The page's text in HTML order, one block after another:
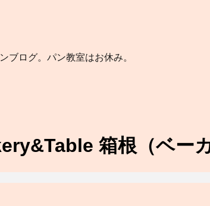
ブログ。パン教室はお休み。
箱根（ベー